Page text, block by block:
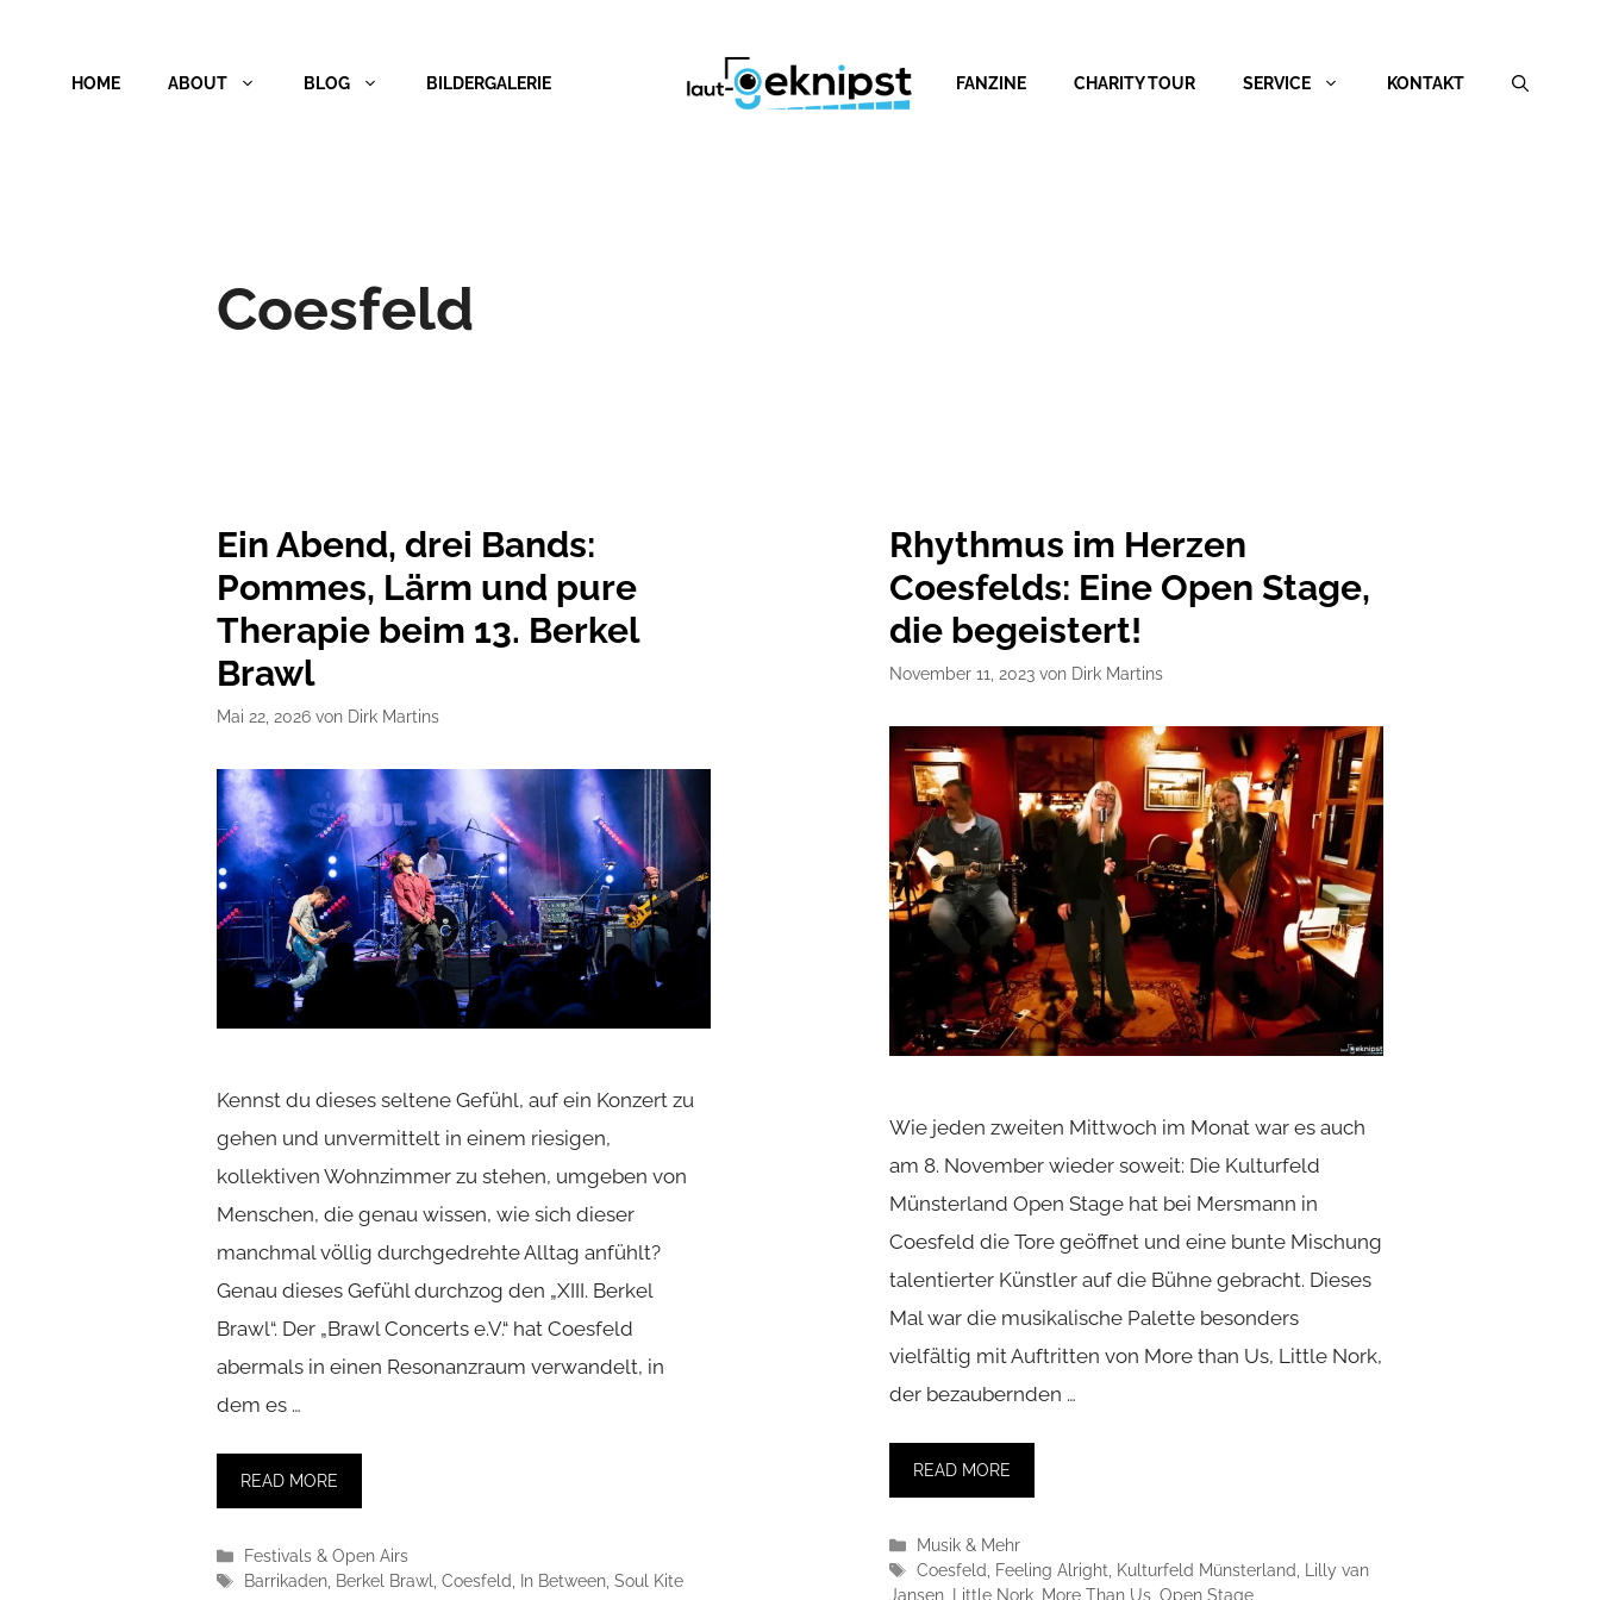
springenHOME ABOUT BLOG BILDERGALERIE FANZINE CHARITY TOUR SERVICE KONTAKT
Coesfeld
Ein Abend, drei Bands:
Pommes, Lärm und pure
Therapie beim 13. Berkel
Brawl
Mai 22, 2026 von Dirk Martins
Kennst du dieses seltene Gefühl, auf ein Konzert zu
gehen und unvermittelt in einem riesigen,
kollektiven Wohnzimmer zu stehen, umgeben von
Menschen, die genau wissen, wie sich dieser
manchmal völlig durchgedrehte Alltag anfühlt?
Genau dieses Gefühl durchzog den „XIII. Berkel
Brawl“. Der „Brawl Concerts e.V.“ hat Coesfeld
abermals in einen Resonanzraum verwandelt, in
dem es …
READ MORE
Kategorien
Festivals & Open Airs
Schlagwörter
Barrikaden Berkel Brawl ,Coesfeld In Between ,Soul Kite
Rhythmus im Herzen
Coesfelds: Eine Open Stage,
die begeistert!
November 11, 2023 von Dirk Martins
Wie jeden zweiten Mittwoch im Monat war es auch
am 8. November wieder soweit: Die Kulturfeld
Münsterland Open Stage hat bei Mersmann in
Coesfeld die Tore geöffnet und eine bunte Mischung
talentierter Künstler auf die Bühne gebracht. Dieses
Mal war die musikalische Palette besonders
vielfältig mit Auftritten von More than Us, Little Nork,
der bezaubernden …
READ MORE
Kategorien
Musik & Mehr
Schlagwörter
Coesfeld Feeling Alright Kulturfeld Münsterland Lilly van
Jansen Little Nork More Than Us Open Stage